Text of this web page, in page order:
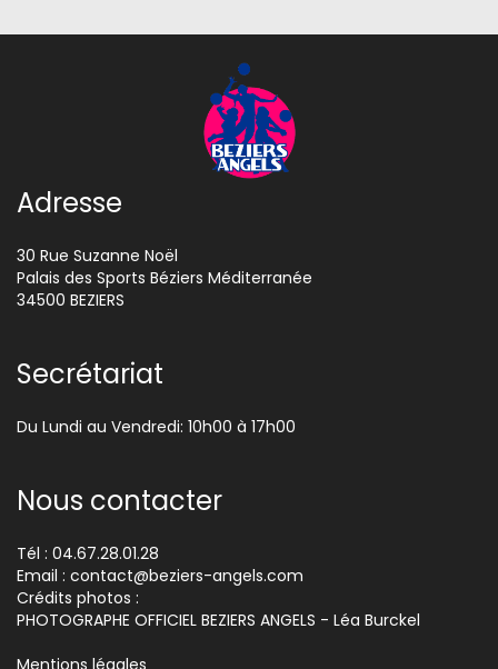
Adresse
30 Rue Suzanne Noël
Palais des Sports Béziers Méditerranée
34500 BEZIERS
Secrétariat
Du Lundi au Vendredi: 10h00 à 17h00
Nous contacter
Tél : 04.67.28.01.28
Email : contact@beziers-angels.com
Crédits photos :
PHOTOGRAPHE OFFICIEL BEZIERS ANGELS - Léa Burckel